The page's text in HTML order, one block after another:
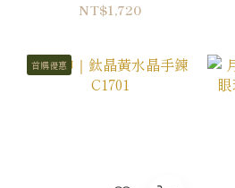
NT$1,720
首購優惠